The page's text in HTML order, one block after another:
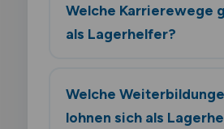
Welche Karrierewege
als Lagerhelfer?
Welche
lohnen sich als